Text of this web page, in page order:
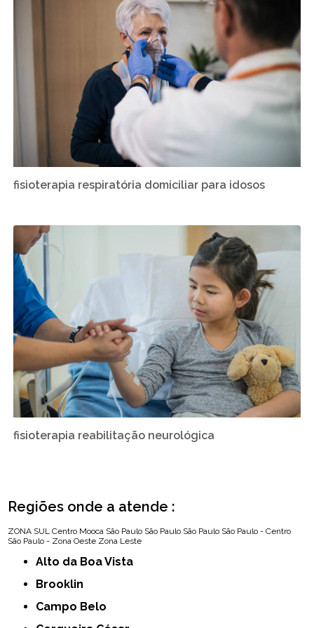
fisioterapia respiratória domiciliar para idosos
fisioterapia reabilitação neurológica
Regiões onde a atende :
ZONA SUL Centro Mooca São Paulo São Paulo São Paulo São Paulo - Centro
São Paulo - Zona Oeste Zona Leste
Alto da Boa Vista
Brooklin
Campo Belo